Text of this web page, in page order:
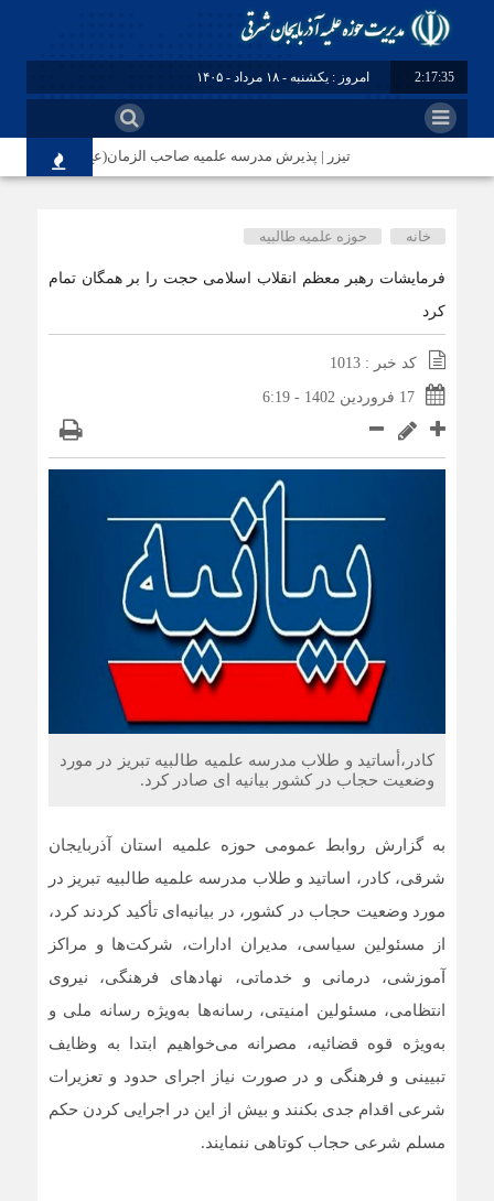
2:17:35 امروز : یکشنبه - ۱۸ مرداد - ۱۴۰۵
تیزر | پذیرش مدرسه علمیه صاحب الزمان(عج) مرند
خانه حوزه علمیه طالبیه
فرمایشات رهبر معظم انقلاب اسلامی حجت را بر همگان تمام
کرد
کد خبر : 1013
17 فروردین 1402 - 6:19
کادر،أساتید و طلاب مدرسه علمیه طالبیه تبریز در مورد
وضعیت حجاب در کشور بیانیه ای صادر کرد.
به گزارش روابط عمومی حوزه علمیه استان آذربایجان
شرقی، کادر، اساتید و طلاب مدرسه علمیه طالبیه تبریز در
مورد وضعیت حجاب در کشور، در بیانیه‌ای تأکید کردند کرد،
از مسئولین سیاسی، مدیران ادارات، شرکت‌ها و مراکز
آموزشی، درمانی و خدماتی، نهادهای فرهنگی، نیروی
انتظامی، مسئولین امنیتی، رسانه‌ها به‌ویژه رسانه ملی و
به‌ویژه قوه قضائیه، مصرانه می‌خواهیم ابتدا به وظایف
تبیینی و فرهنگی و در صورت نیاز اجرای حدود و تعزیرات
شرعی اقدام جدی بکنند و بیش از این در اجرایی کردن حکم
مسلم شرعی حجاب کوتاهی ننمایند.